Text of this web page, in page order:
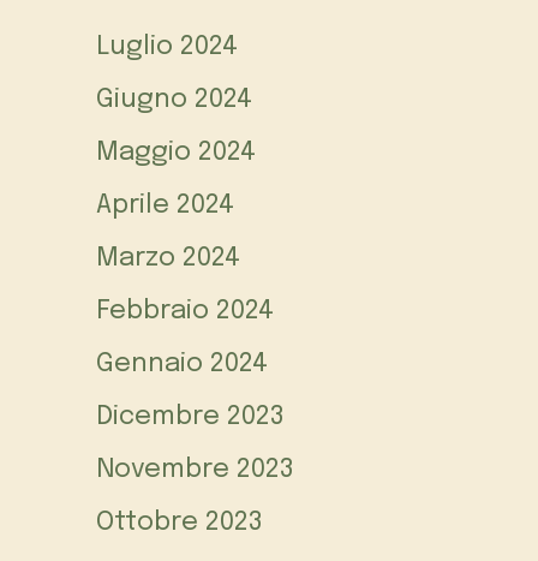
Luglio 2024
Giugno 2024
Maggio 2024
Aprile 2024
Marzo 2024
Febbraio 2024
Gennaio 2024
Dicembre 2023
Novembre 2023
Ottobre 2023